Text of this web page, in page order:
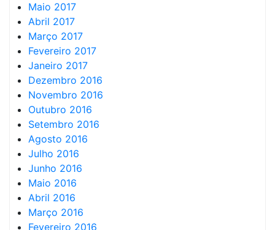
Maio 2017
Abril 2017
Março 2017
Fevereiro 2017
Janeiro 2017
Dezembro 2016
Novembro 2016
Outubro 2016
Setembro 2016
Agosto 2016
Julho 2016
Junho 2016
Maio 2016
Abril 2016
Março 2016
Fevereiro 2016